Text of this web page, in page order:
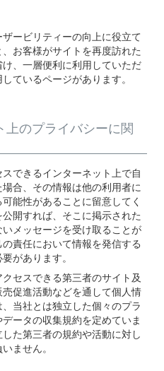
ービリティーの向上に役立て
お客様がサイトを再度訪れた
、一層便利に利用していただ
ているページがあります。
上のプライバシーに関
できるインターネット上で自
合、その情報は他の利用者に
能性があることに留意してく
開すれば、そこに掲示された
メッセージを受け取ることが
責任において情報を発信する
があります。
セスできる第三者のサイト及
促進活動などを通して個人情
当社とは独立した個々のプラ
ータの収集規約を定めていま
た第三者の規約や活動に対し
ません。